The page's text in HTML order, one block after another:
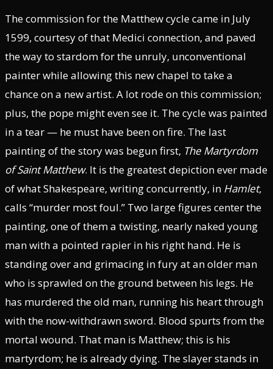
The commission for the Matthew cycle came in July
1599, courtesy of that Medici connection, and paved
the way to stardom for the unruly, unconventional
painter while allowing this new chapel to take a
chance on a new artist. A lot rode on this commission;
plus, the pope might even see it. The cycle was painted
in a tear — he must have been on fire. The last
painting of the story was begun first, The Martyrdom
of Saint Matthew. It is the greatest depiction ever made
of what Shakespeare, writing concurrently, in Hamlet,
calls “murder most foul.” Two large figures center the
painting, one of them a twisting, nearly naked young
man with a pointed rapier in his right hand. He is
standing over and grimacing in fury at an older man
who is sprawled on the ground between his legs. He
has murdered the old man, running his heart through
with the now-withdrawn sword. Blood spurts from the
mortal wound. That man is Matthew; this is his
martyrdom; he is already dying. The slayer stands in